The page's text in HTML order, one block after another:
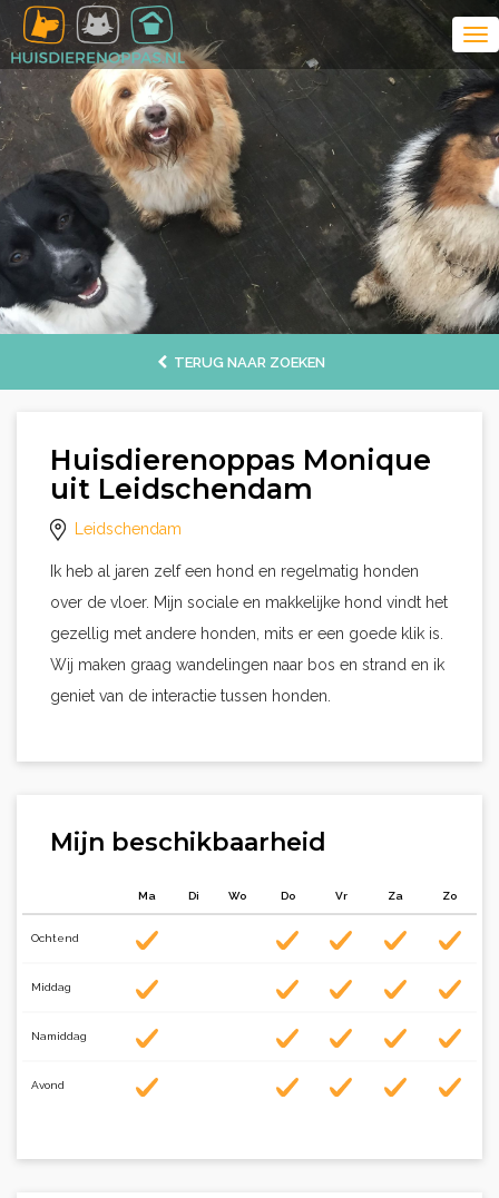
TERUG NAAR ZOEKEN
Huisdierenoppas Monique
uit Leidschendam
Leidschendam
Ik heb al jaren zelf een hond en regelmatig honden
over de vloer. Mijn sociale en makkelijke hond vindt het
gezellig met andere honden, mits er een goede klik is.
Wij maken graag wandelingen naar bos en strand en ik
geniet van de interactie tussen honden.
Mijn beschikbaarheid
Ma Di Wo Do Vr Za Zo
Ochtend
Middag
Namiddag
Avond